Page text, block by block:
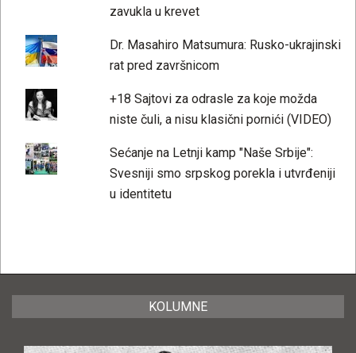
zavukla u krevet
Dr. Masahiro Matsumura: Rusko-ukrajinski
rat pred završnicom
+18 Sajtovi za odrasle za koje možda
niste čuli, a nisu klasični pornići (VIDEO)
Sećanje na Letnji kamp "Naše Srbije":
Svesniji smo srpskog porekla i utvrđeniji
u identitetu
KOLUMNE